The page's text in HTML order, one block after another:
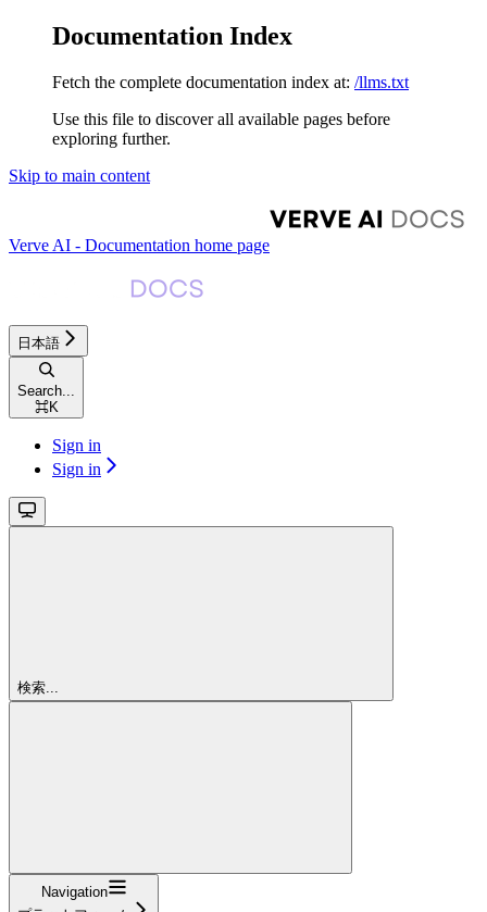
Documentation Index
Fetch the complete documentation index at: /llms.txt
Use this file to discover all available pages before
exploring further.
Skip to main content
Verve AI - Documentation home page
日本語
Search...
⌘K
Sign in
Sign in
検索...
Navigation